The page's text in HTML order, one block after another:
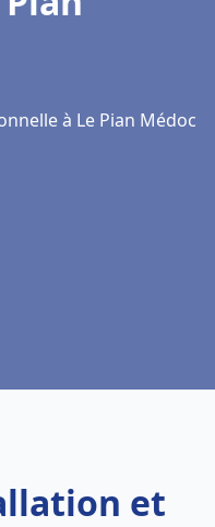
à Le Pian Médoc
et